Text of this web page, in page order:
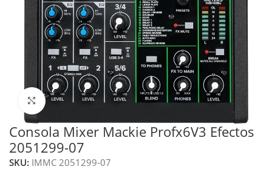
Haga clic para ampliar
Consola Mixer Mackie Profx6V3 Efectos
2051299-07
SKU: IMMC 2051299-07